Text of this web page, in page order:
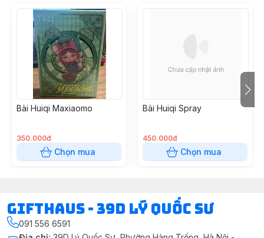
Bài Huiqi Maxiaomo
350.000đ
Chọn mua
Bài Huiqi Spray
450.000đ
Chọn mua
Gifthaus - 39D Lý Quốc Sư
091 556 6591